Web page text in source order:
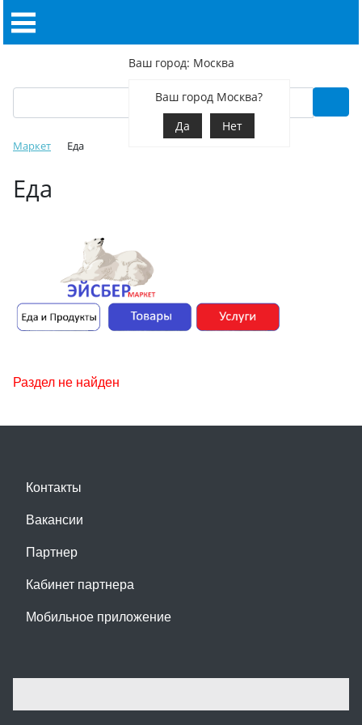
Ваш город: Москва
Ваш город Москва?
Да
Нет
Маркет Еда
Еда
Раздел не найден
Контакты
Вакансии
Партнер
Кабинет партнера
Мобильное приложение